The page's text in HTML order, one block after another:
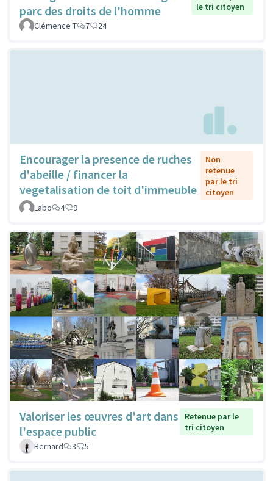
parc des droits de l'homme
le tri citoyen
Clémence T
7 24
Encourager la presence de ruches
d'abeille / financer la
vegetalisation de toit d'immeuble
Non
retenue
par le tri
citoyen
Labo
4 9
Valoriser les œuvres d'art dans
l'espace public
Retenue par le
tri citoyen
Bernard
3 5